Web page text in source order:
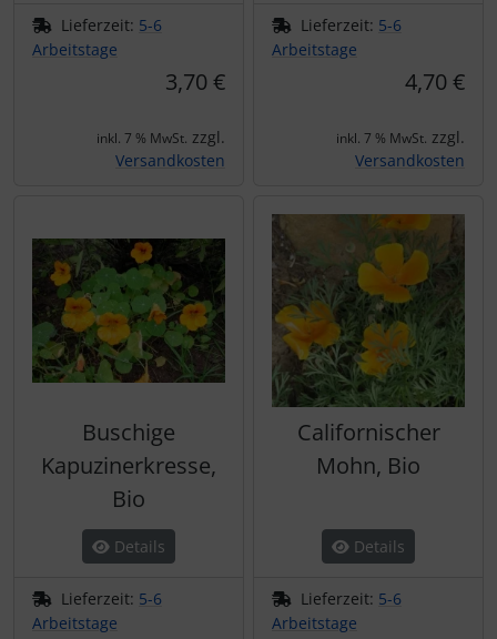
Lieferzeit: 5-6
Arbeitstage
3,70 €
inkl. 7 % MwSt. zzgl.
Versandkosten
Lieferzeit: 5-6
Arbeitstage
4,70 €
inkl. 7 % MwSt. zzgl.
Versandkosten
Buschige
Kapuzinerkresse,
Bio
Details
Lieferzeit: 5-6
Arbeitstage
Californischer
Mohn, Bio
Details
Lieferzeit: 5-6
Arbeitstage